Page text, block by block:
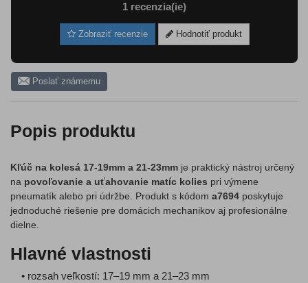
1 recenzia(ie)
Zobraziť recenzie Hodnotiť produkt
Poslať známemu
Popis produktu
Kľúč na kolesá 17-19mm a 21-23mm je praktický nástroj určený
na povoľovanie a uťahovanie matíc kolies pri výmene
pneumatík alebo pri údržbe. Produkt s kódom a7694 poskytuje
jednoduché riešenie pre domácich mechanikov aj profesionálne
dielne.
Hlavné vlastnosti
• rozsah veľkostí: 17–19 mm a 21–23 mm